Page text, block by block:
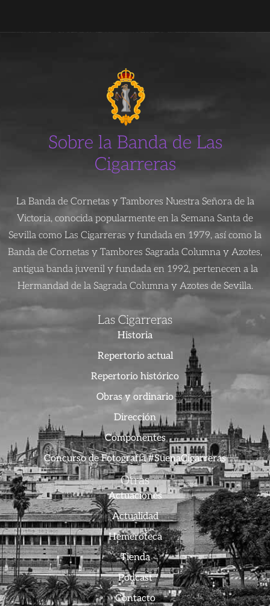
Sobre la Banda de Las
Cigarreras
La Banda de Cornetas y Tambores Nuestra Señora de la
Victoria, conocida popularmente en la Semana Santa de
Sevilla como Las Cigarreras y fundada en 1979, así como la
Banda de Cornetas y Tambores Sagrada Columna y Azotes,
antigua banda juvenil y fundada en 1992, pertenecen a la
Hermandad de la Sagrada Columna y Azotes de Sevilla.
Las Cigarreras
Historia
Repertorio actual
Repertorio histórico
Obras y ordinario
Dirección
Componentes
Concurso de Fotografía #SuenaCigarreras
Otras
Actuaciones
Actualidad
Hemeroteca
Tienda
Podcast
Contacto